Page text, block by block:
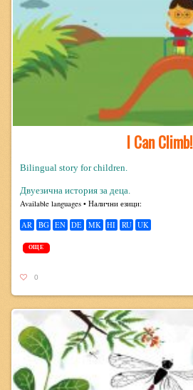
I Can Climb!
Bilingual story for children.
Двуезична история за деца.
Avail­able lan­guages • Налични езици:
AR BG EN DE MK HI RU UK
ОЩЕ
0